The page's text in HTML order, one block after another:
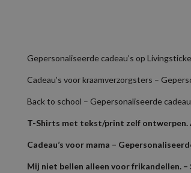
Gepersonaliseerde cadeau’s op
Cadeau’s voor kraamverzorgsters –
Back to school – Gepersonaliseerde
T-Shirts met tekst/print zelf ontwerpen.
Cadeau’s voor mama –
Mij niet bellen alleen voor frikandellen.